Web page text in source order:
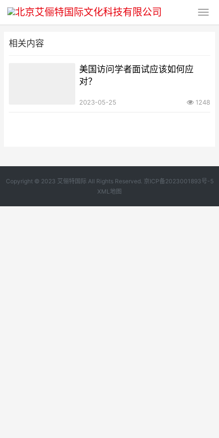
相关内容
美国访问学者面试应该如何应
对？
2023-05-25 1248
Copyright © 2023 艾俪特国际 All Rights Reserved. 京ICP备2023001893号-5
XML地图